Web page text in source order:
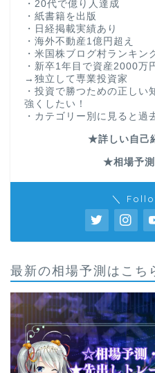
・20代で億り人達成
・紙書籍を出版
・日経掲載実績あり
・海外不動産1億円超え
・米国株ブログ村ランキン
・新卒1年目で資産2000万
→独立して専業投資家
・投資で勝つための正しい
強くしたい！
・カテゴリー別に見ると過
★詳しい自己
★相場予
＼
最新の相場予測はこち